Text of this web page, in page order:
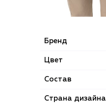
Бренд
Цвет
Состав
Страна дизайна